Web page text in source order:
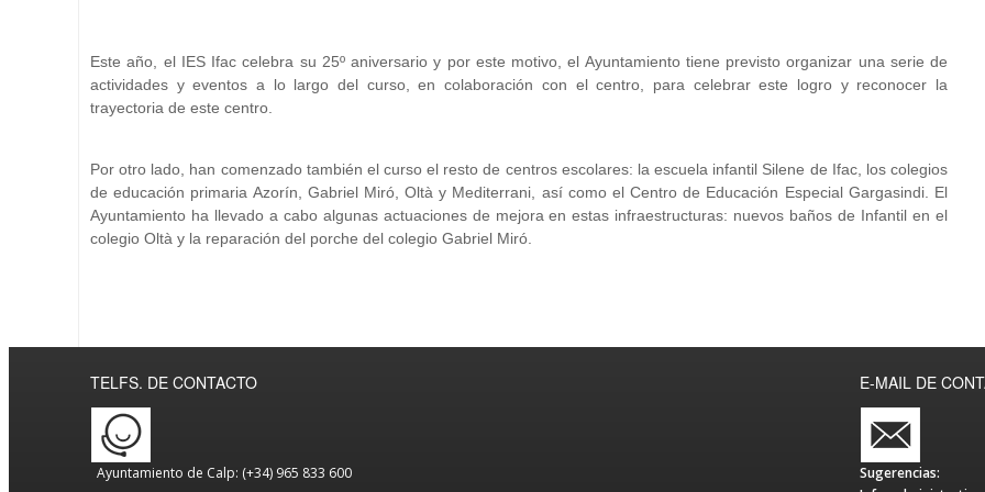
Este año, el IES Ifac celebra su 25º aniversario y por este motivo, el Ayuntamiento tiene previsto organizar una serie de
actividades y eventos a lo largo del curso, en colaboración con el centro, para celebrar este logro y reconocer la
trayectoria de este centro.
Por otro lado, han comenzado también el curso el resto de centros escolares: la escuela infantil Silene de Ifac, los colegios
de educación primaria Azorín, Gabriel Miró, Oltà y Mediterrani, así como el Centro de Educación Especial Gargasindi. El
Ayuntamiento ha llevado a cabo algunas actuaciones de mejora en estas infraestructuras: nuevos baños de Infantil en el
colegio Oltà y la reparación del porche del colegio Gabriel Miró.
TELFS. DE CONTACTO
Ayuntamiento de Calp: (+34) 965 833 600
E-MAIL DE
Sugerencias: